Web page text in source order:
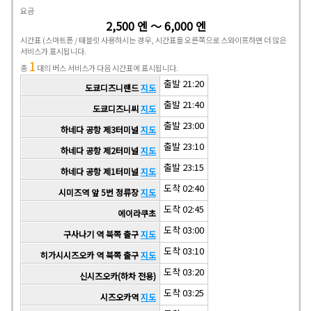
요금
2,500 엔 ～ 6,000 엔
시간표 (스마트폰 / 태블릿 사용하시는 경우, 시간표를 오른쪽으로 스와이프하면 더 많은
서비스가 표시됩니다.
총 1 대의 버스 서비스가 다음 시간표에 표시됩니다.
도쿄디즈니랜드지도 출발 21:20
도쿄디즈니씨지도 출발 21:40
하네다 공항 제3터미널 지도 출발 23:00
하네다 공항 제2터미널 지도 출발 23:10
하네다 공항 제1터미널 지도 출발 23:15
시미즈역 앞 5번 정류장지도 도착 02:40
에이라쿠초 도착 02:45
구사나기 역 북쪽 출구지도 도착 03:00
히가시시즈오카 역 북쪽 출구지도 도착 03:10
신시즈오카(하차 전용) 도착 03:20
시즈오카역지도
도착 03:25